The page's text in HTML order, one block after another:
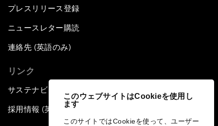
このウェブサイトはCookieを使用し
ます
このサイトではCookieを使って、ユーザー
プレスリリース登録
ニュースレター購読
連絡先 (英語のみ)
リンク
サステナビリティへの取り組み
採用情報 (英語のみ)